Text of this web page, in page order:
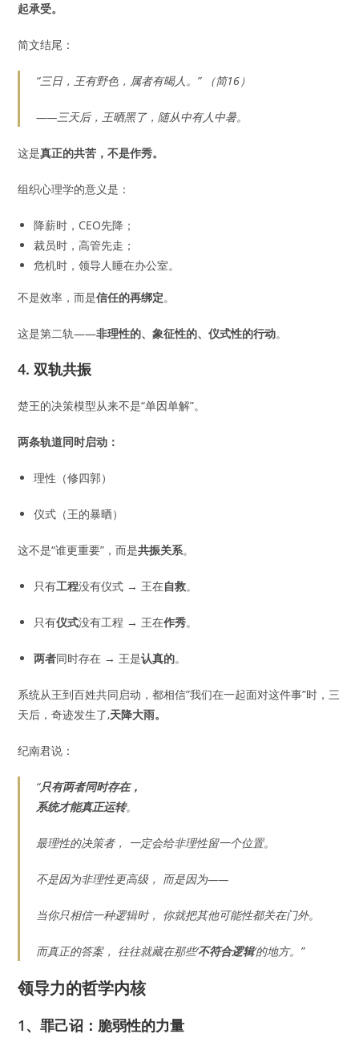
起承受。
简文结尾：
“三日，王有野色，属者有暍人。” （简16）
——三天后，王晒黑了，随从中有人中暑。
这是真正的共苦，不是作秀。
组织心理学的意义是：
降薪时，CEO先降；
裁员时，高管先走；
危机时，领导人睡在办公室。
不是效率，而是信任的再绑定。
这是第二轨——非理性的、象征性的、仪式性的行动。
4. 双轨共振
楚王的决策模型从来不是“单因单解”。
两条轨道同时启动：
理性（修四郭）
仪式（王的暴晒）
这不是“谁更重要”，而是共振关系。
只有工程没有仪式 → 王在自救。
只有仪式没有工程 → 王在作秀。
两者同时存在 → 王是认真的。
系统从王到百姓共同启动，都相信”我们在一起面对这件事”时，三
天后，奇迹发生了,天降大雨。
纪南君说：
“只有两者同时存在，
系统才能真正运转。
最理性的决策者， 一定会给非理性留一个位置。
不是因为非理性更高级， 而是因为——
当你只相信一种逻辑时， 你就把其他可能性都关在门外。
而真正的答案， 往往就藏在那些‘不符合逻辑’的地方。”
领导力的哲学内核
1、罪己诏：脆弱性的力量